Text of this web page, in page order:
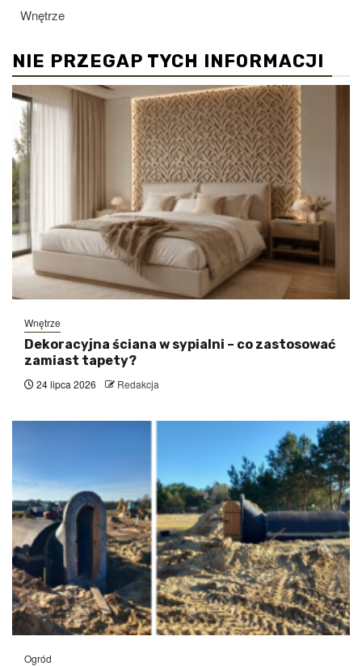
Wnętrze
NIE PRZEGAP TYCH INFORMACJI
Wnętrze
Dekoracyjna ściana w sypialni – co zastosować
zamiast tapety?
24 lipca 2026 Redakcja
Ogród